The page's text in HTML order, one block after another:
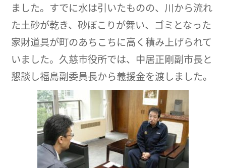
ました。すでに水は引いたものの、川から流れ
た土砂が乾き、砂ぼこりが舞い、ゴミとなった
家財道具が町のあちこちに高く積み上げられて
いました。久慈市役所では、中居正剛副市長と
懇談し福島副委員長から義援金を渡しました。